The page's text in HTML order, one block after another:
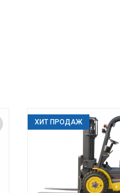
ХИТ ПРОДАЖ